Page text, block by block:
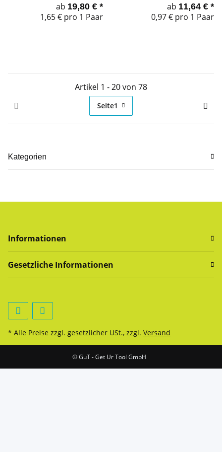
ab 19,80 € *
1,65 € pro 1 Paar
ab 11,64 € *
0,97 € pro 1 Paar
Artikel 1 - 20 von 78
Seite1
Kategorien
Informationen
Gesetzliche Informationen
* Alle Preise zzgl. gesetzlicher USt., zzgl. Versand
© GuT - Get Ur Tool GmbH